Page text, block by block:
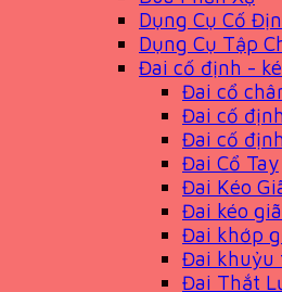
Dụng Cụ Cố
Dụng Cụ Tập
Đai cố định -
Đai cổ
Đai cố
Đai cố
Đai Cổ Tay
Đai Kéo
Đai kéo
Đai khớp
Đai khuỷu
Đai Thắt